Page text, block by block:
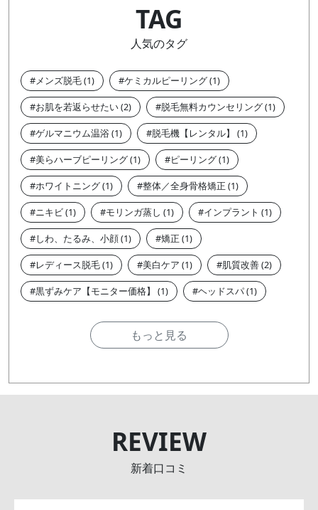
TAG
人気のタグ
メンズ脱毛 ケミカルピーリング
お肌を若返らせたい 脱毛無料カウンセリング
ゲルマニウム温浴 脱毛機【レンタル】
美らハーブピーリング ピーリング
ホワイトニング 整体／全身骨格矯正
ニキビ モリンガ蒸し インプラント
しわ、たるみ、小顔 矯正
レディース脱毛 美白ケア 肌質改善
黒ずみケア【モニター価格】 ヘッドスパ
もっと見る
REVIEW
新着口コミ